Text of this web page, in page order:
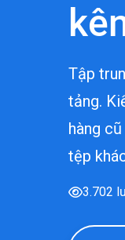
Tập
tảng.
hàng
tệp
3.702